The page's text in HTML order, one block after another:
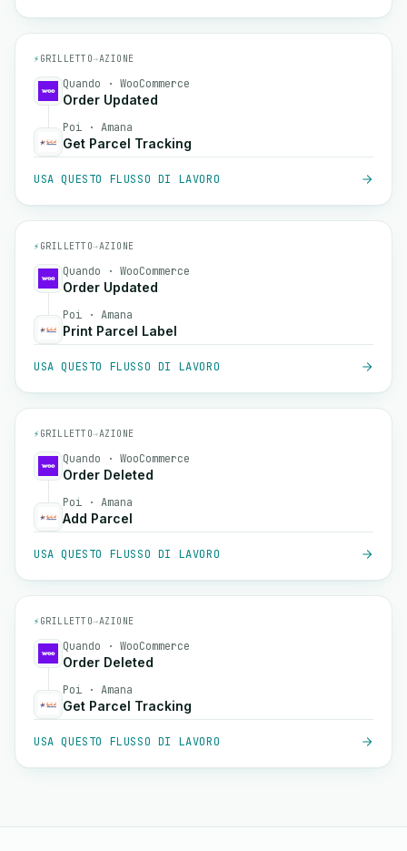
⚡ GRILLETTO→AZIONE
Quando · WooCommerce
Order Updated
Poi · Amana
Get Parcel Tracking
USA QUESTO FLUSSO DI LAVORO
⚡ GRILLETTO→AZIONE
Quando · WooCommerce
Order Updated
Poi · Amana
Print Parcel Label
USA QUESTO FLUSSO DI LAVORO
⚡ GRILLETTO→AZIONE
Quando · WooCommerce
Order Deleted
Poi · Amana
Add Parcel
USA QUESTO FLUSSO DI LAVORO
⚡ GRILLETTO→AZIONE
Quando · WooCommerce
Order Deleted
Poi · Amana
Get Parcel Tracking
USA QUESTO FLUSSO DI LAVORO